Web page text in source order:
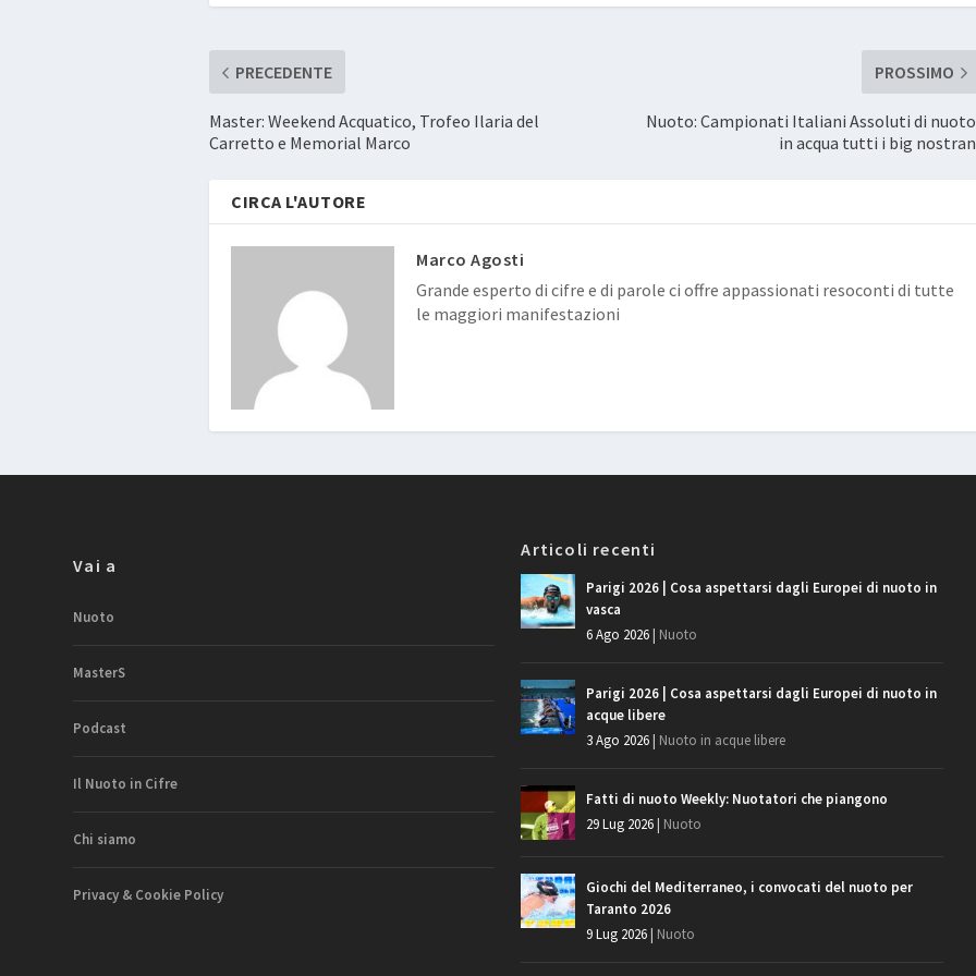
PRECEDENTE
Master: Weekend Acquatico, Trofeo Ilaria del
Carretto e Memorial Marco
PROSSIMO
Nuoto: Campionati Italiani Assoluti di
in acqua tutti i big
CIRCA L'AUTORE
Marco Agosti
Grande esperto di cifre e di parole ci offre appassionati resoconti di tutte
le maggiori manifestazioni
Vai a
Nuoto
MasterS
Podcast
Il Nuoto in Cifre
Chi siamo
Privacy & Cookie Policy
Articoli recenti
Parigi 2026 | Cosa aspettarsi dagli Europei di nuoto in
vasca
6 Ago 2026| Nuoto
Parigi 2026 | Cosa aspettarsi dagli Europei di nuoto in
acque libere
3 Ago 2026| Nuoto in acque libere
Fatti di nuoto Weekly: Nuotatori che piangono
29 Lug 2026| Nuoto
Giochi del Mediterraneo, i convocati del nuoto per
Taranto 2026
9 Lug 2026| Nuoto